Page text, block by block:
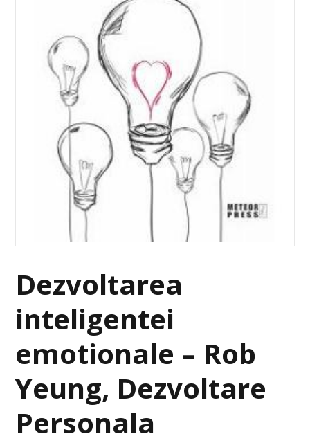
Dezvoltarea
inteligentei
emotionale – Rob
Yeung, Dezvoltare
Personala